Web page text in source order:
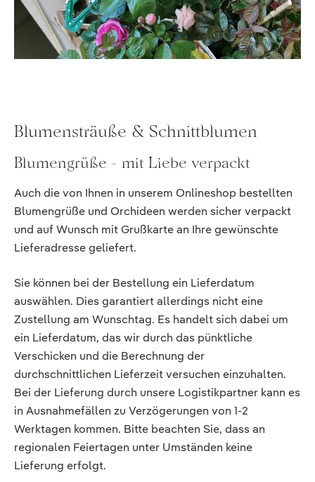
Blumensträuße & Schnittblumen
Blumengrüße - mit Liebe verpackt
Auch die von Ihnen in unserem Onlineshop bestellten
Blumengrüße und Orchideen werden sicher verpackt
und auf Wunsch mit Grußkarte an Ihre gewünschte
Lieferadresse geliefert.
Sie können bei der Bestellung ein Lieferdatum
auswählen. Dies garantiert allerdings nicht eine
Zustellung am Wunschtag. Es handelt sich dabei um
ein Lieferdatum, das wir durch das pünktliche
Verschicken und die Berechnung der
durchschnittlichen Lieferzeit versuchen einzuhalten.
Bei der Lieferung durch unsere Logistikpartner kann es
in Ausnahmefällen zu Verzögerungen von 1-2
Werktagen kommen. Bitte beachten Sie, dass an
regionalen Feiertagen unter Umständen keine
Lieferung erfolgt.